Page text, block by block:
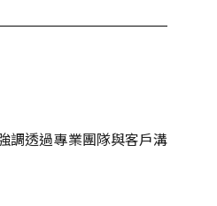
調透過專業團隊與客戶溝